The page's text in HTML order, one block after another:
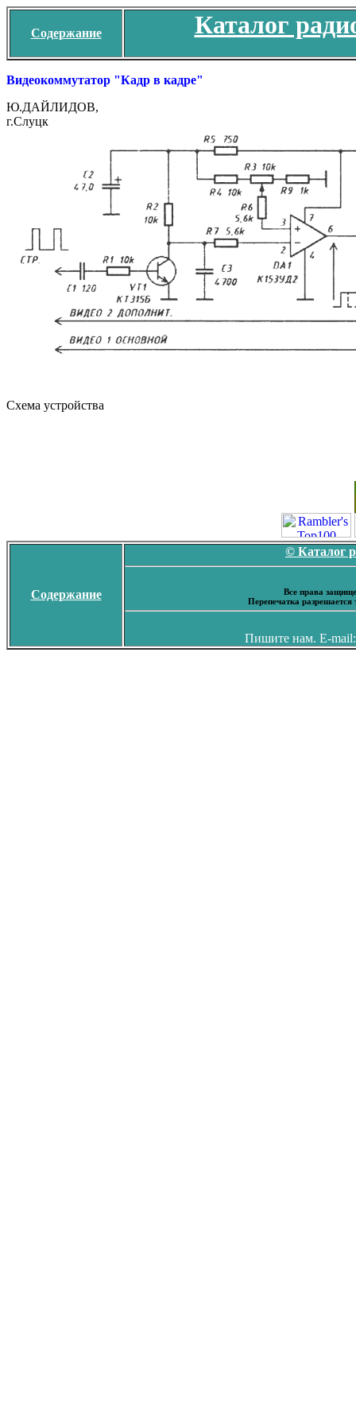
Содержание Каталог
Видеокоммутатор "Кадр в кадре"
Ю.ДАЙЛИДОВ,
г.Слуцк
Схема устройства
Содержание
© Каталог
Все права
Перепечатка
Пишите нам. E-